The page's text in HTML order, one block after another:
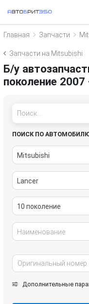
Главная Запчасти
Запчасти на Mitsubishi
Б/у
поколение 2007
ПОИСК ПО
Mitsubishi
Lancer
10 поколение
Наименование
Дополнительные